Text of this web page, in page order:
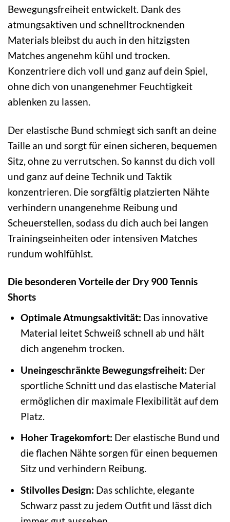
Bewegungsfreiheit entwickelt. Dank des
atmungsaktiven und schnelltrocknenden
Materials bleibst du auch in den hitzigsten
Matches angenehm kühl und trocken.
Konzentriere dich voll und ganz auf dein Spiel,
ohne dich von unangenehmer Feuchtigkeit
ablenken zu lassen.
Der elastische Bund schmiegt sich sanft an deine
Taille an und sorgt für einen sicheren, bequemen
Sitz, ohne zu verrutschen. So kannst du dich voll
und ganz auf deine Technik und Taktik
konzentrieren. Die sorgfältig platzierten Nähte
verhindern unangenehme Reibung und
Scheuerstellen, sodass du dich auch bei langen
Trainingseinheiten oder intensiven Matches
rundum wohlfühlst.
Die besonderen Vorteile der Dry 900 Tennis
Shorts
Optimale Atmungsaktivität: Das innovative
Material leitet Schweiß schnell ab und hält
dich angenehm trocken.
Uneingeschränkte Bewegungsfreiheit: Der
sportliche Schnitt und das elastische Material
ermöglichen dir maximale Flexibilität auf dem
Platz.
Hoher Tragekomfort: Der elastische Bund und
die flachen Nähte sorgen für einen bequemen
Sitz und verhindern Reibung.
Stilvolles Design: Das schlichte, elegante
Schwarz passt zu jedem Outfit und lässt dich